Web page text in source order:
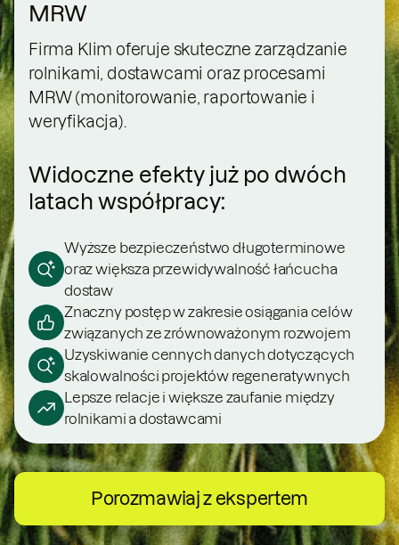
MRW
Firma Klim oferuje skuteczne zarządzanie
rolnikami, dostawcami oraz procesami
MRW (monitorowanie, raportowanie i
weryfikacja).
Widoczne efekty już po dwóch
latach współpracy:
Wyższe bezpieczeństwo długoterminowe
oraz większa przewidywalność łańcucha
dostaw
Znaczny postęp w zakresie osiągania celów
związanych ze zrównoważonym rozwojem
Uzyskiwanie cennych danych dotyczących
skalowalności projektów regeneratywnych
Lepsze relacje i większe zaufanie między
rolnikami a dostawcami
Porozmawiaj z ekspertem